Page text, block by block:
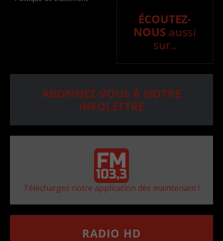
ÉCOUTEZ-
NOUS aussi
sur..
ABONNEZ-VOUS À NOTRE
INFOLETTRE
Téléchargez notre application dès maintenant !
RADIO HD